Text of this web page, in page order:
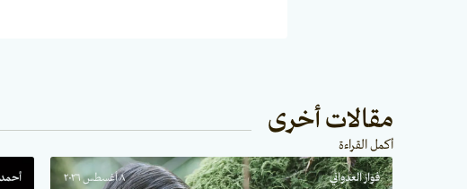
مقالات أخرى
أكمل القراءة
فواز العدواني ٨ أغسطس ٢٠٢٦